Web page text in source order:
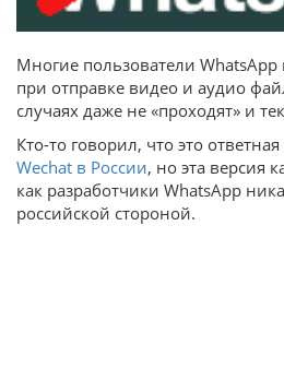
Многие пользователи
при отправке видео и аудио
случаях даже не «проходят» и
Кто-то говорил, что это
Wechat в России, но эта версия
как разработчики WhatsApp
российской стороной.